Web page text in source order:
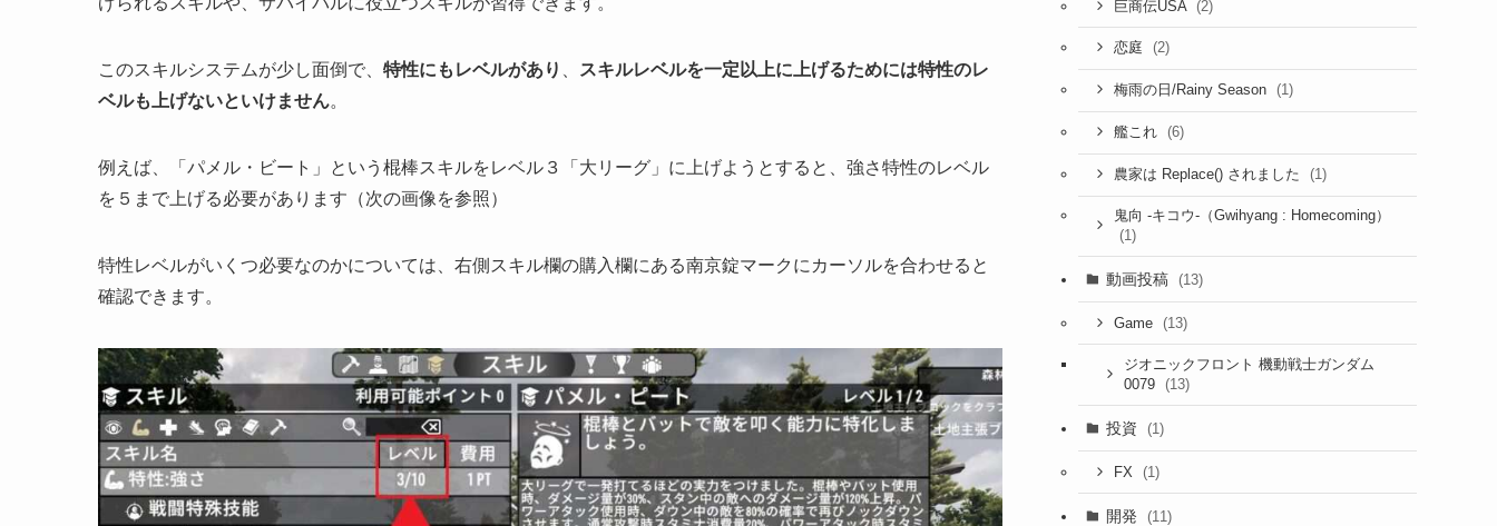
このスキルシステムが少し面倒で、 特性にもレベルがあり
スキルレベルを一定以上に上げるためには特性のレ
ベルも上げないといけません。
例えば、「パメル・ビート」という棍棒スキルをレベル３「大リーグ」に上げようとすると、強さ特性のレベル
を５まで上げる必要があります（次の画像を参照）
特性レベルがいくつ必要なのかについては、右側スキル欄の購入欄にある南京錠マークにカーソルを合わせると
確認できます。
巨商伝USA (2)
恋庭 (2)
梅雨の日/Rainy Season (1)
艦これ (6)
農家は Replace() されました (1)
鬼向 -キコウ-（Gwihyang : Homecoming）
(1)
動画投稿 (13)
Game (13)
ジオニックフロント 機動戦士ガンダム
0079
(13)
投資 (1)
FX (1)
開発 (11)